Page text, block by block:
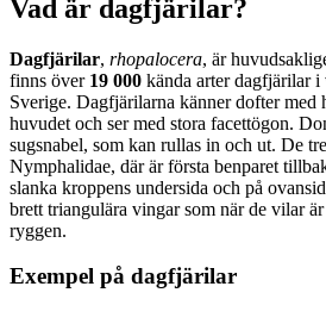
Vad är dagfjärilar?
Dagfjärilar, rhopalocera, är
finns över 19 000 kända arter dagfjärilar
Sverige. Dagfjärilarna känner dofter med
huvudet och ser med stora facettögon.
sugsnabel, som kan rullas in och ut. De
Nymphalidae, där är första benparet
slanka kroppens undersida och på
brett triangulära vingar som när de vilar
ryggen.
Exempel på dagfjärilar